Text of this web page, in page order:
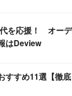
を応援！ オーデ
はDeview
すすめ11選【徹底